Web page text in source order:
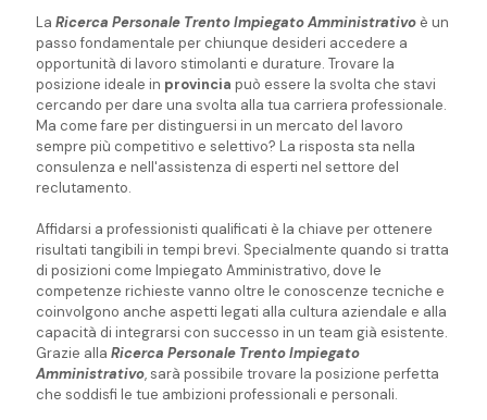
La Ricerca Personale Trento Impiegato Amministrativo è un
passo fondamentale per chiunque desideri accedere a
opportunità di lavoro stimolanti e durature. Trovare la
posizione ideale in provincia può essere la svolta che stavi
cercando per dare una svolta alla tua carriera professionale.
Ma come fare per distinguersi in un mercato del lavoro
sempre più competitivo e selettivo? La risposta sta nella
consulenza e nell'assistenza di esperti nel settore del
reclutamento.
Affidarsi a professionisti qualificati è la chiave per ottenere
risultati tangibili in tempi brevi. Specialmente quando si tratta
di posizioni come Impiegato Amministrativo, dove le
competenze richieste vanno oltre le conoscenze tecniche e
coinvolgono anche aspetti legati alla cultura aziendale e alla
capacità di integrarsi con successo in un team già esistente.
Grazie alla Ricerca Personale Trento Impiegato
Amministrativo, sarà possibile trovare la posizione perfetta
che soddisfi le tue ambizioni professionali e personali.